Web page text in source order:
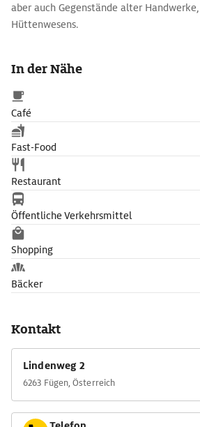
aber auch Gegenstände alter
Hüttenwesens.
In der Nähe
Café
Fast-Food
Restaurant
Öffentliche Verkehrsmittel
Shopping
Bäcker
Kontakt
Lindenweg 2
6263 Fügen, Österreich